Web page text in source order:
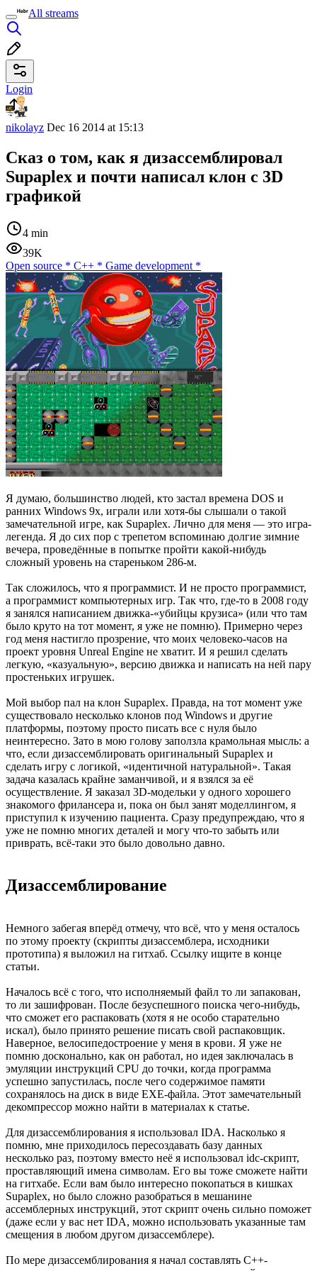
All streams
Login
nikolayz Dec 16 2014 at 15:13
Сказ о том, как я дизассемблировал
Supaplex и почти написал клон с 3D
графикой
4 min
39K
Open source * C++ * Game development *
Я думаю, большинство людей, кто застал времена DOS и
ранних Windows 9x, играли или хотя-бы слышали о такой
замечательной игре, как Supaplex. Лично для меня — это игра-
легенда. Я до сих пор с трепетом вспоминаю долгие зимние
вечера, проведённые в попытке пройти какой-нибудь
сложный уровень на стареньком 286-м.
Так сложилось, что я программист. И не просто программист,
а программист компьютерных игр. Так что, где-то в 2008 году
я занялся написанием движка-«убийцы крузиса» (или что там
было круто на тот момент, я уже не помню). Примерно через
год меня настигло прозрение, что моих человеко-часов на
проект уровня Unreal Engine не хватит. И я решил сделать
легкую, «казуальную», версию движка и написать на ней пару
простеньких игрушек.
Мой выбор пал на клон Supaplex. Правда, на тот момент уже
существовало несколько клонов под Windows и другие
платформы, поэтому просто писать все с нуля было
неинтересно. Зато в мою голову заползла крамольная мысль: а
что, если дизассемблировать оригинальный Supaplex и
сделать игру с логикой, «идентичной натуральной». Такая
задача казалась крайне заманчивой, и я взялся за её
осуществление. Я заказал 3D-модельки у одного хорошего
знакомого фрилансера и, пока он был занят моделлингом, я
приступил к изучению пациента. Сразу предупреждаю, что я
уже не помню многих деталей и могу что-то забыть или
приврать, всё-таки это было довольно давно.
Дизассемблирование
Немного забегая вперёд отмечу, что всё, что у меня осталось
по этому проекту (скрипты дизассемблера, исходники
прототипа) я выложил на гитхаб. Ссылку ищите в конце
статьи.
Началось всё с того, что исполняемый файл то ли запакован,
то ли зашифрован. После безуспешного поиска чего-нибудь,
что сможет его распаковать (хотя я не особо старательно
искал), было принято решение писать свой распаковщик.
Наверное, велосипедостроение у меня в крови. Я уже не
помню досконально, как он работал, но идея заключалась в
эмуляции инструкций CPU до точки, когда программа
успешно запустилась, после чего содержимое памяти
сохранялось на диск в виде EXE-файла. Этот замечательный
декомпрессор можно найти в материалах к статье.
Для дизассемблирования я использовал IDA. Насколько я
помню, мне приходилось пересоздавать базу данных
несколько раз, поэтому вместо неё я использовал idc-скрипт,
проставляющий имена символам. Его вы тоже сможете найти
на гитхабе. Если вам было интересно покопаться в кишках
Supaplex, но было сложно разобраться в мешанине
ассемблерных инструкций, этот скрипт очень сильно поможет
(даже если у вас нет IDA, можно использовать указанные там
смещения в любом другом дизассемблере).
По мере дизассемблирования я начал составлять C++-